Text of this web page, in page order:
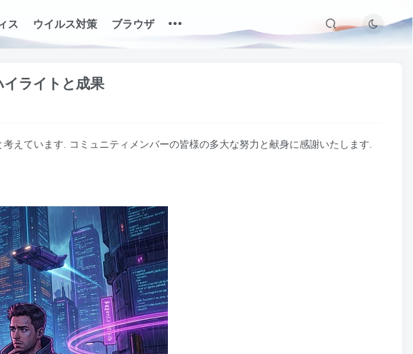
ス ウイルス対策 ブラウザ
ライトと成果
えています. コミュニティメンバーの皆様の多大な努力と献身に感謝いたします.